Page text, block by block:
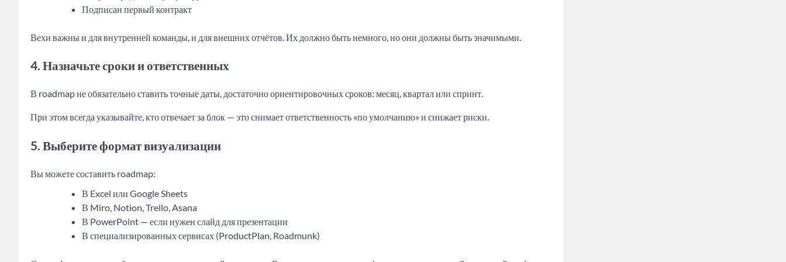
Подписан первый контракт
Вехи важны и для внутренней команды, и для внешних отчётов. Их должно быть немного, но они должны быть значимыми.
4. Назначьте сроки и ответственных
В roadmap не обязательно ставить точные даты, достаточно ориентировочных сроков: месяц, квартал или спринт.
При этом всегда указывайте, кто отвечает за блок — это снимает ответственность «по умолчанию» и снижает риски.
5. Выберите формат визуализации
Вы можете составить roadmap:
В Excel или Google Sheets
В Miro, Notion, Trello, Asana
В PowerPoint — если нужен слайд для презентации
В специализированных сервисах (ProductPlan, Roadmunk)